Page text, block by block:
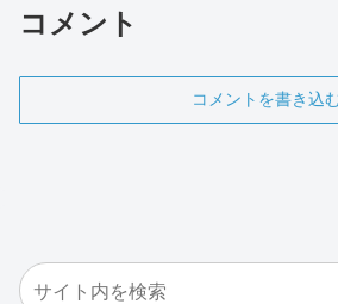
コメント
コメントを書き込